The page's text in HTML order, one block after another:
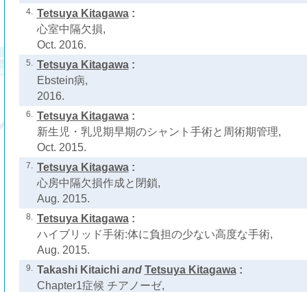
4. Tetsuya Kitagawa:
心室中隔欠損,
Oct. 2016.
5. Tetsuya Kitagawa:
Ebstein病,
2016.
6. Tetsuya Kitagawa:
新生児・乳児期早期のシャント手術と周術期管理,
Oct. 2015.
7. Tetsuya Kitagawa:
心房中隔欠損作成と閉鎖,
Aug. 2015.
8. Tetsuya Kitagawa:
ハイブリッド手術:体に負担の少ない高度な手術,
Aug. 2015.
9. Takashi Kitaichiand Tetsuya Kitagawa:
Chapter1症候 チアノーゼ,